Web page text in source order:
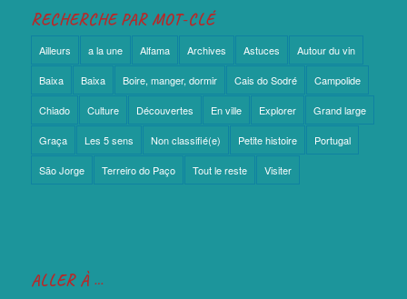
RECHERCHE PAR MOT-CLÉ
Ailleurs a la une Alfama Archives Astuces Autour du vin
Baixa Baixa Boire, manger, dormir Cais do Sodré Campolide
Chiado Culture Découvertes En ville Explorer Grand large
Graça Les 5 sens Non classifié(e) Petite histoire Portugal
São Jorge Terreiro do Paço Tout le reste Visiter
ALLER À …